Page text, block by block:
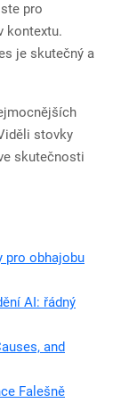
pro
kontextu.
je skutečný a
stovky
skutečnosti
pro obhajobu
AI: řádný
and
Falešně